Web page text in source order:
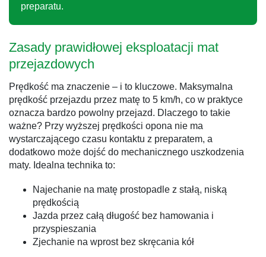
preparatu.
Zasady prawidłowej eksploatacji mat
przejazdowych
Prędkość ma znaczenie – i to kluczowe. Maksymalna
prędkość przejazdu przez matę to 5 km/h, co w praktyce
oznacza bardzo powolny przejazd. Dlaczego to takie
ważne? Przy wyższej prędkości opona nie ma
wystarczającego czasu kontaktu z preparatem, a
dodatkowo może dojść do mechanicznego uszkodzenia
maty. Idealna technika to:
Najechanie na matę prostopadle z stałą, niską
prędkością
Jazda przez całą długość bez hamowania i
przyspieszania
Zjechanie na wprost bez skręcania kół